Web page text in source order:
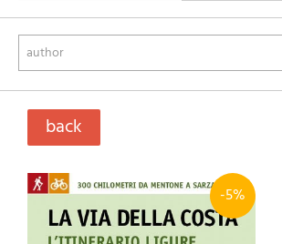
author
back
-5%